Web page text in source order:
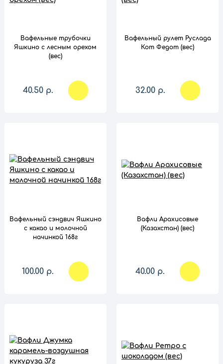
Вафельные трубочки
Яшкино с лесным орехом
(вес)
40.50 р.
Вафельный рулет Руслада
Кот Федот (вес)
32.00 р.
Вафельный сэндвич Яшкино
с какао и молочной
начинкой 168г
100.00 р.
сравнение
Вафли Арахисовые
(Казахстан) (вес)
40.00 р.
сравнение
сравнение сравнение